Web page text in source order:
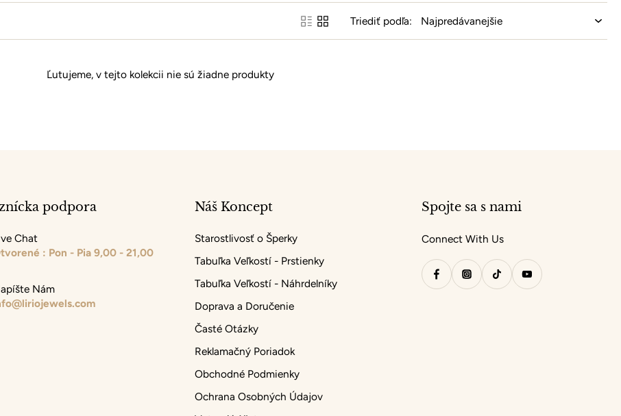
Triediť podľa:
Ľutujeme, v tejto kolekcii nie sú žiadne produkty
podpora
Chat
: Pon - Pia 9,00 - 21,00
Nám
Náš Koncept
Starostlivosť o Šperky
Tabuľka Veľkostí - Prstienky
Tabuľka Veľkostí - Náhrdelníky
Doprava a Doručenie
Časté Otázky
Reklamačný Poriadok
Obchodné Podmienky
Ochrana Osobných Údajov
Spojte sa s nami
Connect With Us